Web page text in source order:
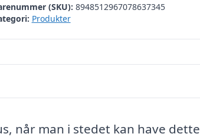
(SKU): 8948512967078637345
Produkter
når man i stedet kan have dette